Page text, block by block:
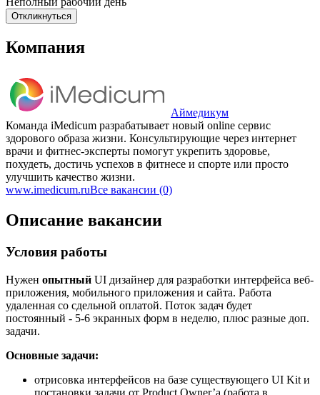
Откликнуться
Компания
Аймедикум
Команда iMedicum разрабатывает новый online сервис
здорового образа жизни. Консультирующие через интернет
врачи и фитнес-эксперты помогут укрепить здоровье,
похудеть, достичь успехов в фитнесе и спорте или просто
улучшить качество жизни.
www.imedicum.ruВсе вакансии (0)
Описание вакансии
Условия работы
Нужен опытный UI дизайнер для разработки интерфейса веб-
приложения, мобильного приложения и сайта. Работа
удаленная со сдельной оплатой. Поток задач будет
постоянный - 5-6 экранных форм в неделю, плюс разные доп.
задачи.
Основные задачи:
отрисовка интерфейсов на базе существующего UI Kit и
постановки задачи от Product Owner’a (работа в